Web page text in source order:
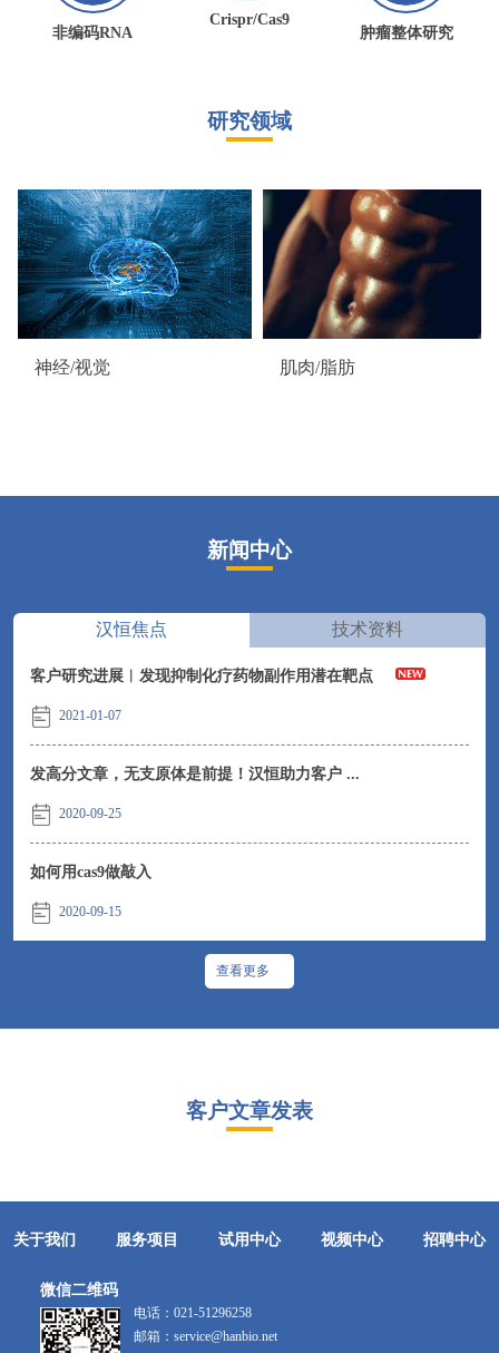
非编码RNA
Crispr/Cas9
肿瘤整体研究
研究领域
神经/视觉 肌肉/脂肪
新闻中心
汉恒焦点 技术资料
客户研究进展︱发现抑制化疗药物副作用潜在靶点
2021-01-07
发高分文章，无支原体是前提！汉恒助力客户 ...
2020-09-25
如何用cas9做敲入
2020-09-15
查看更多
客户文章发表
关于我们 服务项目 试用中心 视频中心 招聘中心
微信二维码
电话： 021-51296258
邮箱： service@hanbio.net